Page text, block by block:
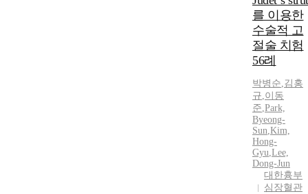
를 이용한
수술적 고
절술 치험
56례
박병순,김홍
규,이동
준,Park,
Byeong-
Sun,Kim,
Hong-
Gyu,Lee,
Dong-Jun
대한흉부
심장혈관